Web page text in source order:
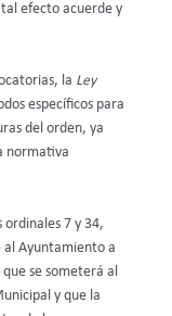
efecto acuerde y
la Ley
específicos para
del orden, ya
normativa
ordinales 7 y 34,
al Ayuntamiento a
se someterá al
y que la